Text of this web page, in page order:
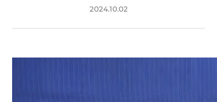
2024.10.02